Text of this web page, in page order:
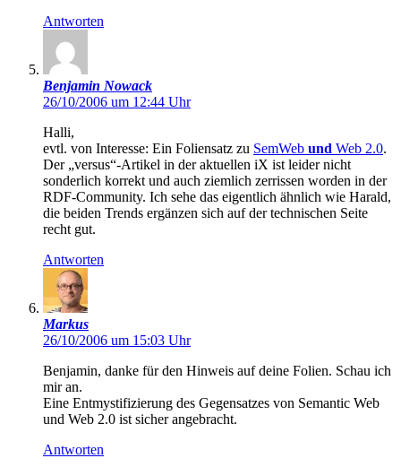
Antworten
Benjamin Nowack
26/10/2006 um 12:44 Uhr
Halli,
evtl. von Interesse: Ein Foliensatz zu SemWeb und Web 2.0.
Der „versus“-Artikel in der aktuellen iX ist leider nicht
sonderlich korrekt und auch ziemlich zerrissen worden in der
RDF-Community. Ich sehe das eigentlich ähnlich wie Harald,
die beiden Trends ergänzen sich auf der technischen Seite
recht gut.
Antworten
Markus
26/10/2006 um 15:03 Uhr
Benjamin, danke für den Hinweis auf deine Folien. Schau ich
mir an.
Eine Entmystifizierung des Gegensatzes von Semantic Web
und Web 2.0 ist sicher angebracht.
Antworten